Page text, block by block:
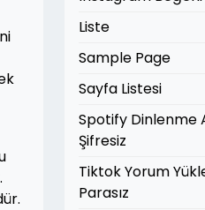
Liste
Sample Page
Sayfa Listesi
Spotify Dinlenme
Şifresiz
Tiktok Yorum
Parasız